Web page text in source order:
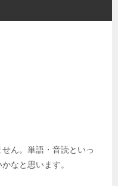
ん。単語・音読といっ
なと思います。